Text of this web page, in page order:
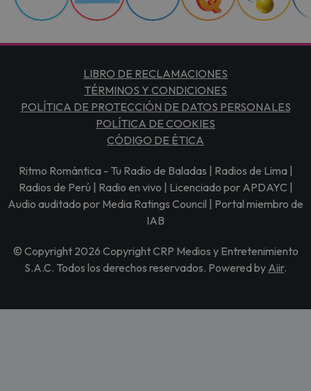
LIBRO DE RECLAMACIONES
TÉRMINOS Y CONDICIONES
POLÍTICA DE PROTECCIÓN DE DATOS PERSONALES
POLÍTICA DE COOKIES
CÓDIGO DE ÉTICA
Ritmo Romántica - Tu Radio de Baladas | Radios de Lima |
Radios de Perú | Radio en vivo | Licenciado por APDAYC |
Audio auditado por Media Ratings Council | Portal miembro de
IAB
© Copyright 2026 Copyright CRP Medios y Entretenimiento
S.A.C. Todos los derechos reservados. Powered by Aiir.